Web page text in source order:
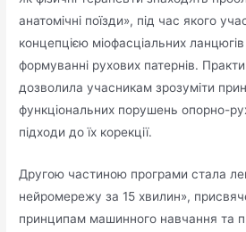
анатомічні поїзди», під час якого
концепцією міофасціальних
формуванні рухових патернів.
дозволила учасникам зрозуміти
функціональних порушень опорно-
підходи до їх корекції.
Другою частиною програми стала
нейромережу за 15 хвилин»,
принципам машинного навчання та